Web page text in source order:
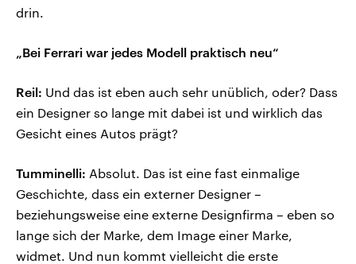
drin.
„Bei Ferrari war jedes Modell praktisch neu“
Reil: Und das ist eben auch sehr unüblich, oder? Dass
ein Designer so lange mit dabei ist und wirklich das
Gesicht eines Autos prägt?
Tumminelli: Absolut. Das ist eine fast einmalige
Geschichte, dass ein externer Designer –
beziehungsweise eine externe Designfirma – eben so
lange sich der Marke, dem Image einer Marke,
widmet. Und nun kommt vielleicht die erste